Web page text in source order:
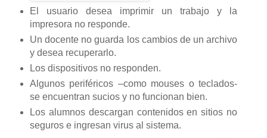
El usuario desea imprimir un trabajo y la
impresora no responde.
Un docente no guarda los cambios de un archivo
y desea recuperarlo.
Los dispositivos no responden.
Algunos periféricos –como mouses o teclados-
se encuentran sucios y no funcionan bien.
Los alumnos descargan contenidos en sitios no
seguros e ingresan virus al sistema.